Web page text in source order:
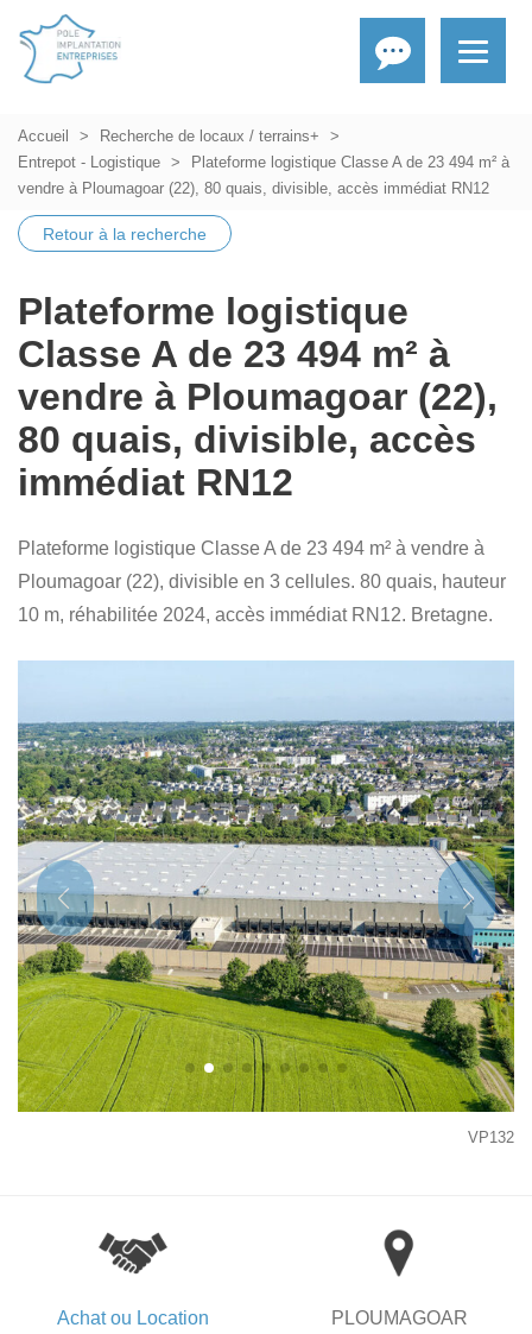
Accueil
Recherche de locaux / terrains+
Entrepot - Logistique
Plateforme logistique Classe A de 23 494 m² à
vendre à Ploumagoar (22), 80 quais, divisible, accès immédiat RN12
Retour à la recherche
Plateforme logistique
Classe A de 23 494 m² à
vendre à Ploumagoar (22),
80 quais, divisible, accès
immédiat RN12
Plateforme logistique Classe A de 23 494 m² à vendre à
Ploumagoar (22), divisible en 3 cellules. 80 quais, hauteur
10 m, réhabilitée 2024, accès immédiat RN12. Bretagne.
VP132
Achat ou Location PLOUMAGOAR